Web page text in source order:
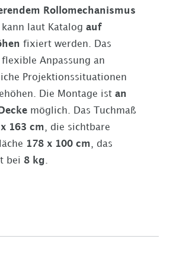
Rollomechanismus
laut Katalog auf
fixiert werden. Das
Anpassung an
Projektionssituationen
Die Montage ist an
möglich. Das Tuchmaß
163 cm , die sichtbare
178 x 100 cm , das
bei 8 kg